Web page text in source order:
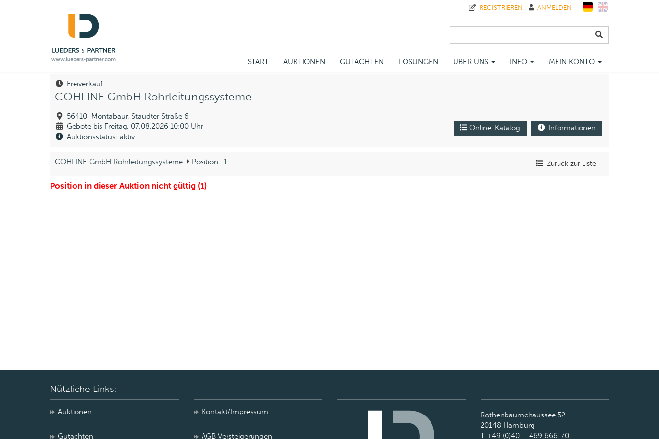
START AUKTIONEN GUTACHTEN LÖSUNGEN ÜBER UNS INFO MEIN KONTO
REGISTRIEREN ANMELDEN
Freiverkauf
COHLINE GmbH Rohrleitungssysteme
56410 Montabaur, Staudter Straße 6
Gebote bis Freitag, 07.08.2026 10:00 Uhr
Auktionsstatus: aktiv
Online-Katalog Informationen
COHLINE GmbH Rohrleitungssysteme Position -1 Zurück zur Liste
Position in dieser Auktion nicht gültig (1)
Nützliche Links:
Auktionen
Gutachten
Kontakt/Impressum
AGB Versteigerungen
Rothenbaumchaussee 52
20148 Hamburg
T +49 (0)40 – 469 666-70